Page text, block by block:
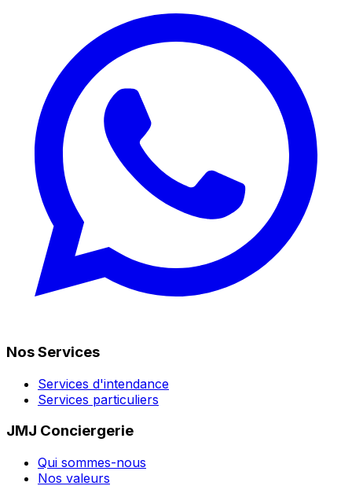
Nos Services
Services d'intendance
Services particuliers
JMJ Conciergerie
Qui sommes-nous
Nos valeurs